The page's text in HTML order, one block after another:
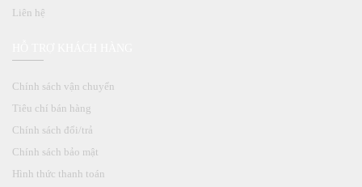
Liên hệ
Chính sách vận chuyển
Tiêu chí bán hàng
Chính sách đổi/trả
Chính sách bảo mật
Hình thức thanh toán